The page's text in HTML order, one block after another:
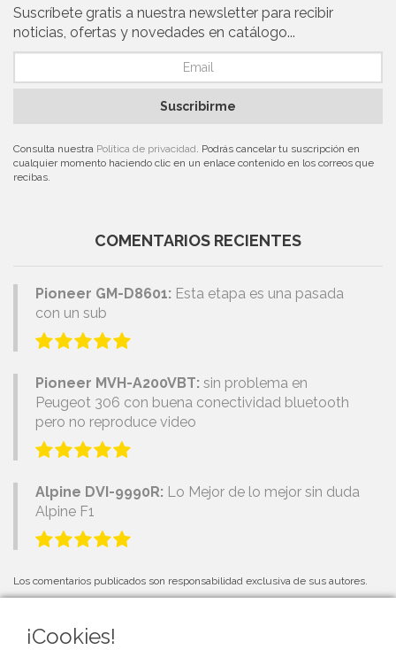
Suscríbete gratis a nuestra newsletter para recibir
noticias, ofertas y novedades en catálogo...
Suscribirme
Consulta nuestra Política de privacidad . Podrás cancelar tu suscripción en
cualquier momento haciendo clic en un enlace contenido en los correos que
recibas.
COMENTARIOS RECIENTES
Pioneer GM-D8601: Esta etapa es una pasada
con un sub
Pioneer MVH-A200VBT: sin problema en
Peugeot 306 con buena conectividad bluetooth
pero no reproduce video
Alpine DVI-9990R: Lo Mejor de lo mejor sin duda
Alpine F1
Los comentarios publicados son responsabilidad exclusiva de sus autores.
¡Cookies!